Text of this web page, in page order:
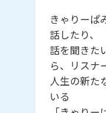
きゃりーぱ
話したり、
話を聞きた
ら、リスナ
人生の新た
いる